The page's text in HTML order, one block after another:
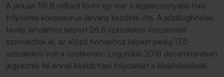
A januári 58,8 milliárd forint így már a legalacsonyabb havi
folyósítás koronavírus-járvány kezdete óta. A jelzáloghitelek
tavaly januárhoz képest 26,5 százalékos visszaesést
szenvedtek el, az előző hónaphoz képest pedig 17,5
százalékos volt a csökkenés. Legutóbb 2018 decemberében
jegyeztek fel ennél kisebb havi folyósítást a lakáshiteleknél.